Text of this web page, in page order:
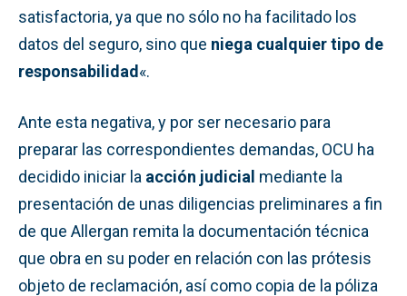
satisfactoria, ya que no sólo no ha facilitado los
datos del seguro, sino que niega cualquier tipo de
responsabilidad«.
Ante esta negativa, y por ser necesario para
preparar las correspondientes demandas, OCU ha
decidido iniciar la acción judicial mediante la
presentación de unas diligencias preliminares a fin
de que Allergan remita la documentación técnica
que obra en su poder en relación con las prótesis
objeto de reclamación, así como copia de la póliza